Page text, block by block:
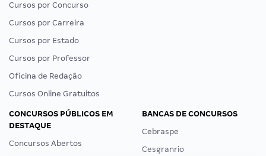
Cursos por Concurso
Cursos por Carreira
Cursos por Estado
Cursos por Professor
Oficina de Redação
Cursos Online Gratuitos
CONCURSOS PÚBLICOS EM
DESTAQUE
Concursos Abertos
BANCAS DE CONCURSOS
Cebraspe
Cesgranrio